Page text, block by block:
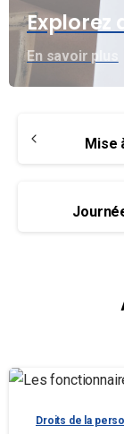
Explorez
En savoir plus
Reading
Droits de la